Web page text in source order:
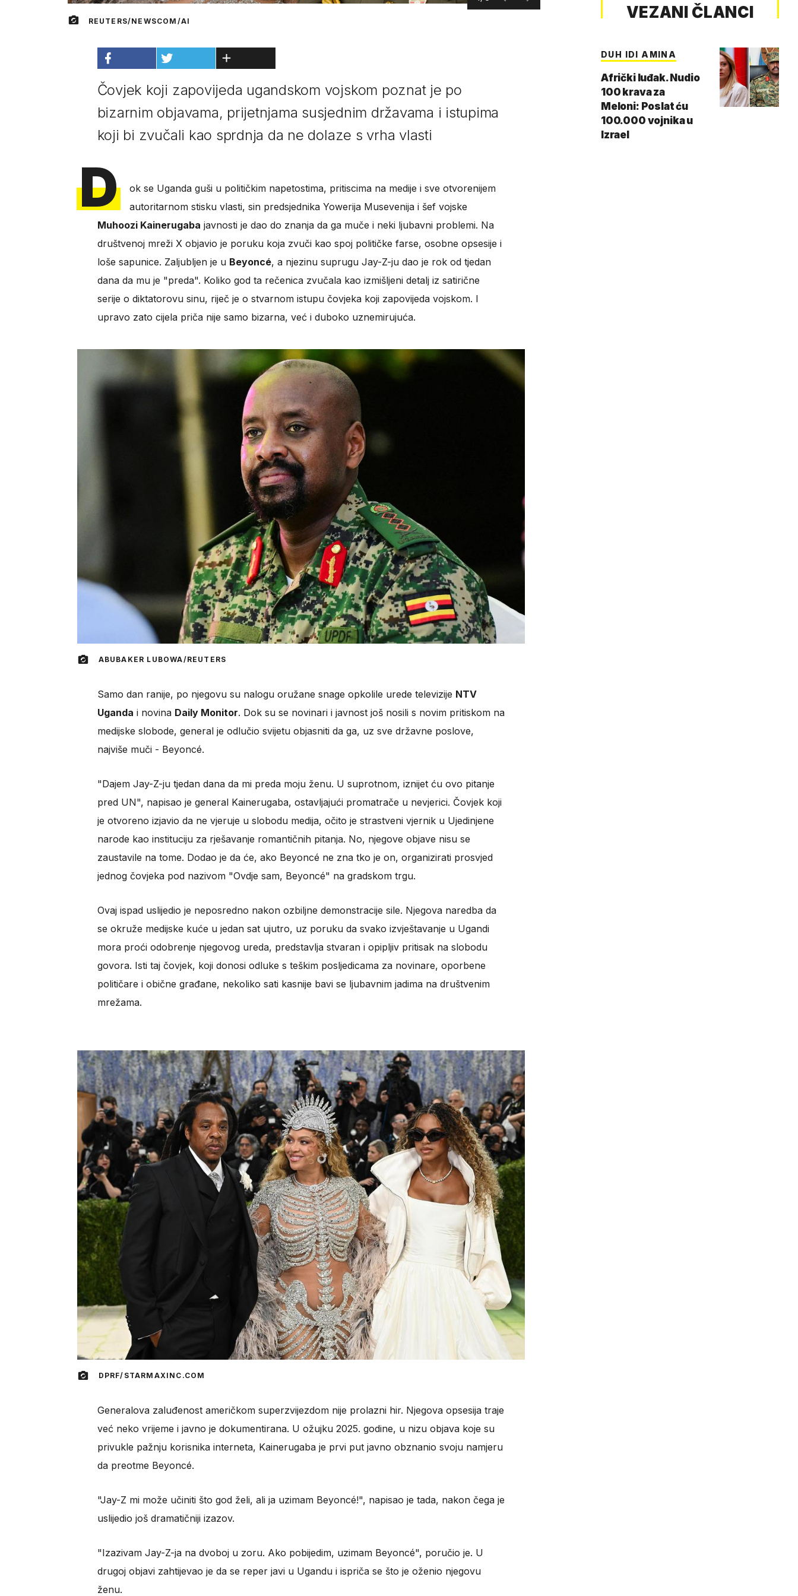
REUTERS/NEWSCOM/AI
Čovjek koji zapovijeda ugandskom vojskom poznat je po
bizarnim objavama, prijetnjama susjednim državama i istupima
koji bi zvučali kao sprdnja da ne dolaze s vrha vlasti
D
ok se Uganda guši u političkim napetostima, pritiscima na medije i sve otvorenijem
autoritarnom stisku vlasti, sin predsjednika Yowerija Musevenija i šef vojske
Muhoozi Kainerugaba javnosti je dao do znanja da ga muče i neki ljubavni problemi. Na
društvenoj mreži X objavio je poruku koja zvuči kao spoj političke farse, osobne opsesije i
loše sapunice. Zaljubljen je u Beyoncé, a njezinu suprugu Jay-Z-ju dao je rok od tjedan
dana da mu je "preda". Koliko god ta rečenica zvučala kao izmišljeni detalj iz satirične
serije o diktatorovu sinu, riječ je o stvarnom istupu čovjeka koji zapovijeda vojskom. I
upravo zato cijela priča nije samo bizarna, već i duboko uznemirujuća.
ABUBAKER LUBOWA/REUTERS
Samo dan ranije, po njegovu su nalogu oružane snage opkolile urede televizije NTV
Uganda i novina Daily Monitor. Dok su se novinari i javnost još nosili s novim pritiskom na
medijske slobode, general je odlučio svijetu objasniti da ga, uz sve državne poslove,
najviše muči - Beyoncé.
"Dajem Jay-Z-ju tjedan dana da mi preda moju ženu. U suprotnom, iznijet ću ovo pitanje
pred UN", napisao je general Kainerugaba, ostavljajući promatrače u nevjerici. Čovjek koji
je otvoreno izjavio da ne vjeruje u slobodu medija, očito je strastveni vjernik u Ujedinjene
narode kao instituciju za rješavanje romantičnih pitanja. No, njegove objave nisu se
zaustavile na tome. Dodao je da će, ako Beyoncé ne zna tko je on, organizirati prosvjed
jednog čovjeka pod nazivom "Ovdje sam, Beyoncé" na gradskom trgu.
Ovaj ispad uslijedio je neposredno nakon ozbiljne demonstracije sile. Njegova naredba da
se okruže medijske kuće u jedan sat ujutro, uz poruku da svako izvještavanje u Ugandi
mora proći odobrenje njegovog ureda, predstavlja stvaran i opipljiv pritisak na slobodu
govora. Isti taj čovjek, koji donosi odluke s teškim posljedicama za novinare, oporbene
političare i obične građane, nekoliko sati kasnije bavi se ljubavnim jadima na društvenim
mrežama.
DPRF/STARMAXINC.COM
Generalova zaluđenost američkom superzvijezdom nije prolazni hir. Njegova opsesija traje
već neko vrijeme i javno je dokumentirana. U ožujku 2025. godine, u nizu objava koje su
privukle pažnju korisnika interneta, Kainerugaba je prvi put javno obznanio svoju namjeru
da preotme Beyoncé.
"Jay-Z mi može učiniti što god želi, ali ja uzimam Beyoncé!", napisao je tada, nakon čega je
uslijedio još dramatičniji izazov.
"Izazivam Jay-Z-ja na dvoboj u zoru. Ako pobijedim, uzimam Beyoncé", poručio je. U
drugoj objavi zahtijevao je da se reper javi u Ugandu i ispriča se što je oženio njegovu
ženu.
VEZANI ČLANCI
DUH IDI AMINA
Afrički luđak. Nudio
100 krava za
Meloni: Poslat ću
100.000 vojnika u
Izrael